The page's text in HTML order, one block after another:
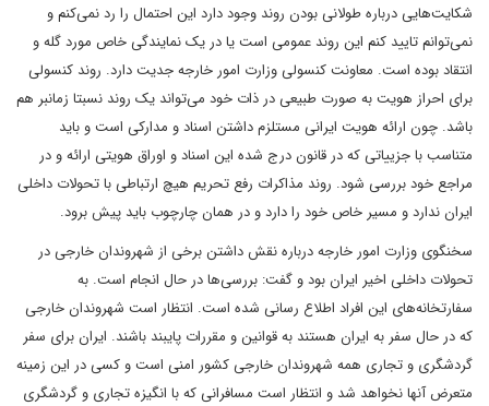
شکایت‌هایی درباره طولانی بودن روند وجود دارد این احتمال را رد نمی‌کنم و
نمی‌توانم تایید کنم این روند عمومی است یا در یک نمایندگی خاص مورد گله و
انتقاد بوده است. معاونت کنسولی وزارت امور خارجه جدیت دارد. روند کنسولی
برای احراز هویت به صورت طبیعی در ذات خود می‌تواند یک روند نسبتا زمانبر هم
باشد. چون ارائه هویت ایرانی مستلزم داشتن اسناد و مدارکی است و باید
متناسب با جزییاتی که در قانون درج شده این اسناد و اوراق هویتی ارائه و در
مراجع خود بررسی شود. روند مذاکرات رفع تحریم هیچ ارتباطی با تحولات داخلی
ایران ندارد و مسیر خاص خود را دارد و در همان چارچوب باید پیش برود.
سخنگوی وزارت امور خارجه درباره نقش داشتن برخی از شهروندان خارجی در
تحولات داخلی اخیر ایران بود و گفت: بررسی‌ها در حال انجام است. به
سفارتخانه‌های این افراد اطلاع رسانی شده است. انتظار است شهروندان خارجی
که در حال سفر به ایران هستند به قوانین و مقررات پایبند باشند. ایران برای سفر
گردشگری و تجاری همه شهروندان خارجی کشور امنی است و کسی در این زمینه
متعرض آنها نخواهد شد و انتظار است مسافرانی که با انگیزه تجاری و گردشگری